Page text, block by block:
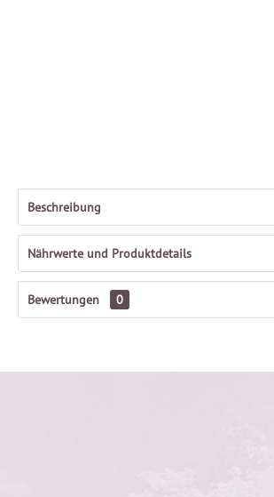
Beschreibung
Nährwerte und Produktdetails
Bewertungen 0